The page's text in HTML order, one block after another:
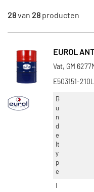
CATEGORIEËN
Buitenspiegelkap (4)
Kroon Oil (7)
Febi Bilstein (3)
Eurol (9)
Pacol (4)
Ravenol (2)
28van 28 producten
EUROL
Vat, GM
E503151-210L
B
u
n
d
e
lt
y
p
e